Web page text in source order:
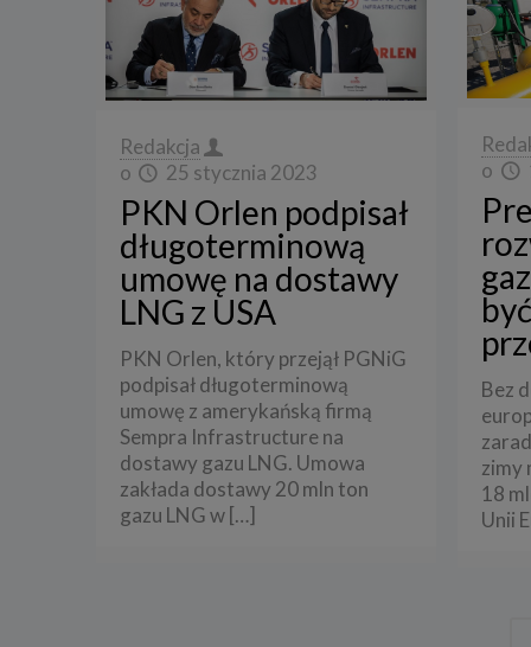
Redakcja
o
25 stycznia 2023
PKN Orlen podpisał
długoterminową
umowę na dostawy
LNG z USA
PKN Orlen, który przejął PGNiG
podpisał długoterminową
umowę z amerykańską firmą
Sempra Infrastructure na
dostawy gazu LNG. Umowa
zakłada dostawy 20 mln ton
gazu LNG w[…]
o
Bez
zimy
18
Unii
3.
stron i
4. Cel
Twoje
a)
swoje
b)
oraz
c)
5.